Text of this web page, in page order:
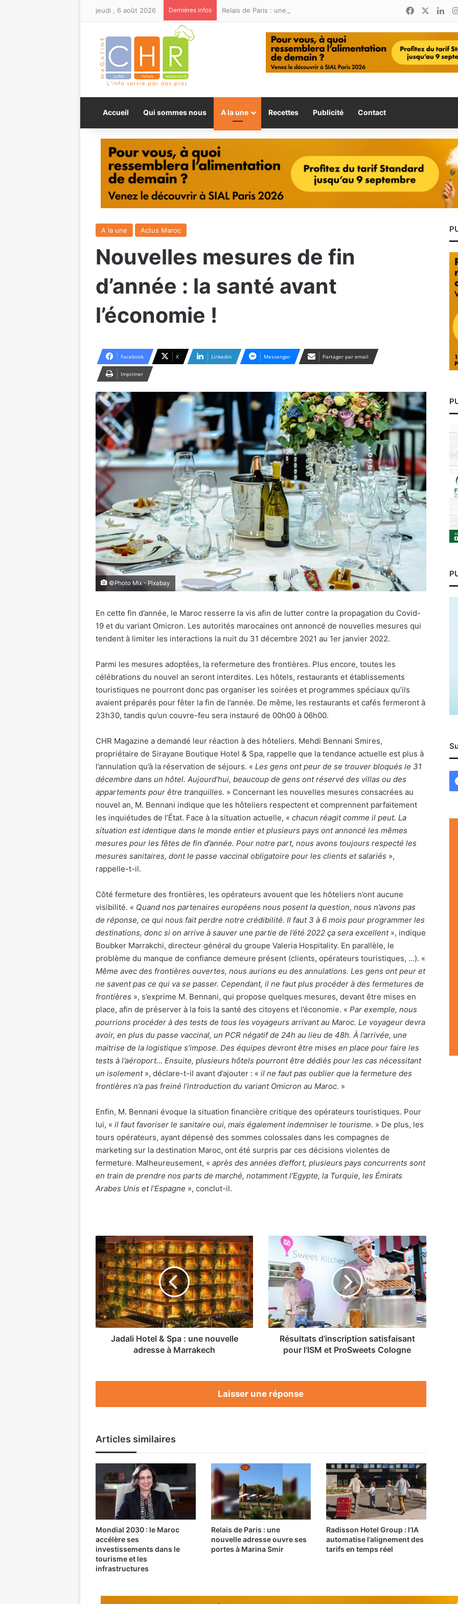
jeudi , 6 août 2026 Dernières infos Facebook
Accueil Qui sommes nous A la une Recettes Publicité Contact
A la une Actus Maroc
Nouvelles mesures de fin
d’année : la santé avant
l’économie !
Facebook X Linkedin Messenger Partager par email
Imprimer
©Photo Mix - Pixabay
En cette fin d’année, le Maroc resserre la vis afin de lutter contre la propagation du Covid-
19 et du variant Omicron. Les autorités marocaines ont annoncé de nouvelles mesures qui
tendent à limiter les interactions la nuit du 31 décembre 2021 au 1er janvier 2022.
Parmi les mesures adoptées, la refermeture des frontières. Plus encore, toutes les
célébrations du nouvel an seront interdites. Les hôtels, restaurants et établissements
touristiques ne pourront donc pas organiser les soirées et programmes spéciaux qu’ils
avaient préparés pour fêter la fin de l’année. De même, les restaurants et cafés fermeront à
23h30, tandis qu’un couvre-feu sera instauré de 00h00 à 06h00.
CHR Magazine a demandé leur réaction à des hôteliers. Mehdi Bennani Smires,
propriétaire de Sirayane Boutique Hotel & Spa, rappelle que la tendance actuelle est plus à
l’annulation qu’à la réservation de séjours. « Les gens ont peur de se trouver bloqués le 31
décembre dans un hôtel. Aujourd’hui, beaucoup de gens ont réservé des villas ou des
appartements pour être tranquilles. » Concernant les nouvelles mesures consacrées au
nouvel an, M. Bennani indique que les hôteliers respectent et comprennent parfaitement
les inquiétudes de l’État. Face à la situation actuelle, « chacun réagit comme il peut. La
situation est identique dans le monde entier et plusieurs pays ont annoncé les mêmes
mesures pour les fêtes de fin d’année. Pour notre part, nous avons toujours respecté les
mesures sanitaires, dont le passe vaccinal obligatoire pour les clients et salariés »,
rappelle-t-il.
Côté fermeture des frontières, les opérateurs avouent que les hôteliers n’ont aucune
visibilité. « Quand nos partenaires européens nous posent la question, nous n’avons pas
de réponse, ce qui nous fait perdre notre crédibilité. Il faut 3 à 6 mois pour programmer les
destinations, donc si on arrive à sauver une partie de l’été 2022 ça sera excellent», indique
Boubker Marrakchi, directeur général du groupe Valeria Hospitality. En parallèle, le
problème du manque de confiance demeure présent (clients, opérateurs touristiques, …). «
Même avec des frontières ouvertes, nous aurions eu des annulations. Les gens ont peur et
ne savent pas ce qui va se passer. Cependant, il ne faut plus procéder à des fermetures de
frontières », s’exprime M. Bennani, qui propose quelques mesures, devant être mises en
place, afin de préserver à la fois la santé des citoyens et l’économie. « Par exemple, nous
pourrions procéder à des tests de tous les voyageurs arrivant au Maroc. Le voyageur devra
avoir, en plus du passe vaccinal, un PCR négatif de 24h au lieu de 48h. À l’arrivée, une
maitrise de la logistique s’impose. Des équipes devront être mises en place pour faire les
tests à l’aéroport… Ensuite, plusieurs hôtels pourront être dédiés pour les cas nécessitant
un isolement », déclare-t-il avant d’ajouter : « il ne faut pas oublier que la fermeture des
frontières n’a pas freiné l’introduction du variant Omicron au Maroc. »
Enfin, M. Bennani évoque la situation financière critique des opérateurs touristiques. Pour
lui, « il faut favoriser le sanitaire oui, mais également indemniser le tourisme. » De plus, les
tours opérateurs, ayant dépensé des sommes colossales dans les compagnes de
marketing sur la destination Maroc, ont été surpris par ces décisions violentes de
fermeture. Malheureusement, « après des années d’effort, plusieurs pays concurrents sont
en train de prendre nos parts de marché, notamment l’Egypte, la Turquie, les Émirats
Arabes Unis et l’Espagne », conclut-il.
Jadali
Hotel
Spa
une
nouvelle
adresse
à
Marrakech
Jadali Hotel & Spa : une nouvelle
adresse à Marrakech
Résultats
d’inscription
satisfaisant
pour
l’ISM
ProSweets
Cologne
Résultats d’inscription satisfaisant
pour l’ISM et ProSweets Cologne
Laisser une réponse
Articles similaires
Mondial 2030 : le Maroc
accélère ses
investissements dans le
tourisme et les
infrastructures
Relais de Paris : une
nouvelle adresse ouvre ses
portes à Marina Smir
Radisson Hotel Group : l’IA
automatise l’alignement des
tarifs en temps réel